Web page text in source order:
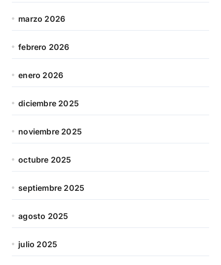
marzo 2026
febrero 2026
enero 2026
diciembre 2025
noviembre 2025
octubre 2025
septiembre 2025
agosto 2025
julio 2025